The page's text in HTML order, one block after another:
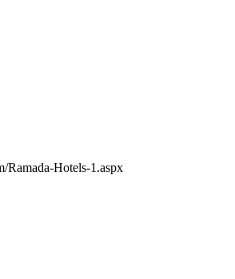
Ramada-Hotels-1.aspx